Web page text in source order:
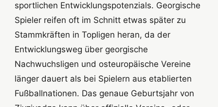
sportlichen Entwicklungspotenzials. Georgische
Spieler reifen oft im Schnitt etwas später zu
Stammkräften in Topligen heran, da der
Entwicklungsweg über georgische
Nachwuchsligen und osteuropäische Vereine
länger dauert als bei Spielern aus etablierten
Fußballnationen. Das genaue Geburtsjahr von